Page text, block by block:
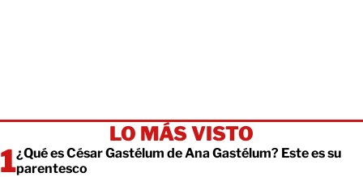
LO MÁS VISTO
¿Qué es César Gastélum de Ana Gastélum? Este es su
parentesco